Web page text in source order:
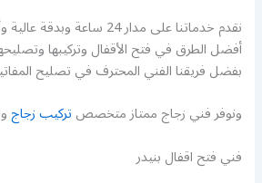
نقدم خدماتنا على مدار 24
أفضل الطرق في فتح الأقفال وتركيبها
بفضل فريقنا الفني المحترف في تصليح
ونوفر فني زجاج ممتاز متخصصتركيب زجاج
فني فتح اقفال بنيدر